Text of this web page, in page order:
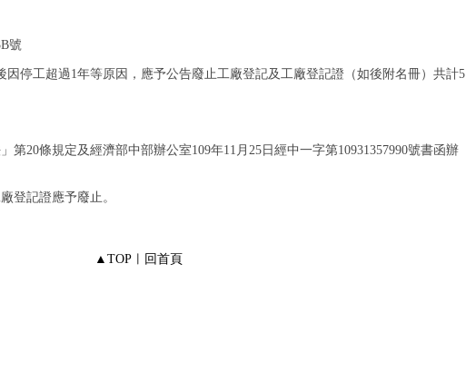
號
因停工超過1年等原因，應予公告廢止工廠登記及工廠登記證（如後附名冊）共計5
第20條規定及經濟部中部辦公室109年11月25日經中一字第10931357990號書函辦
登記證應予廢止。
▲TOP︱ 回首頁